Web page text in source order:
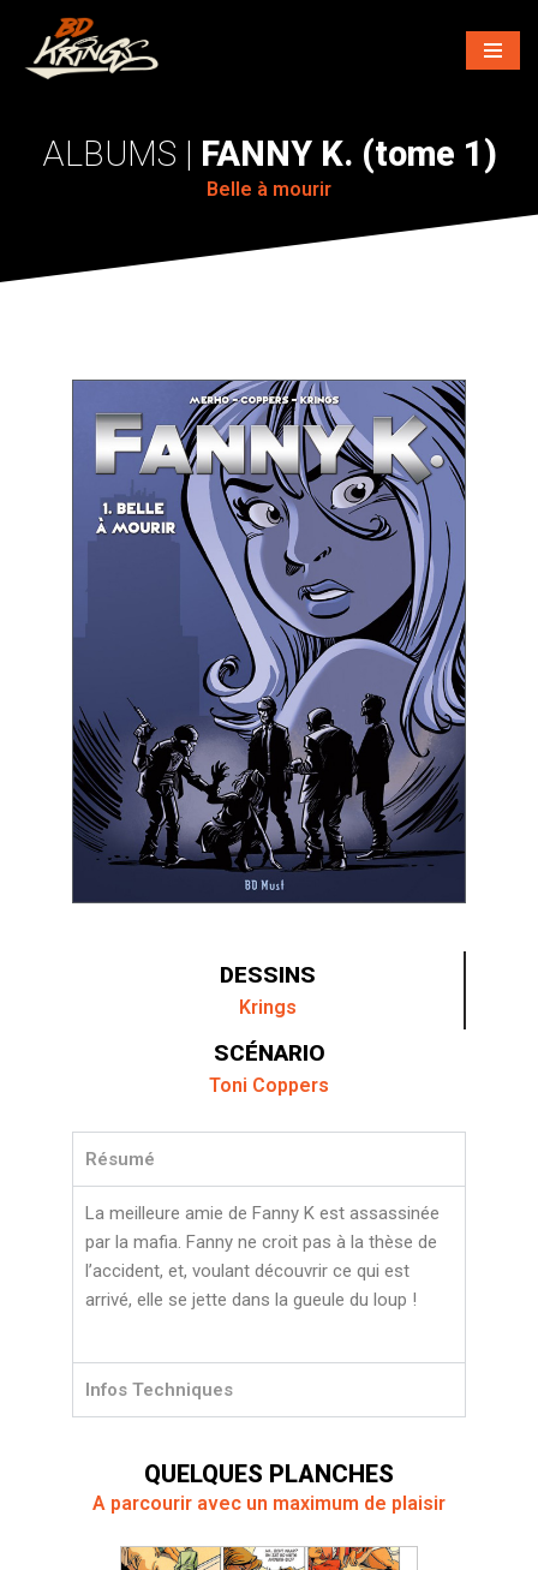
Aller
FANNY K. (tome 1)
Belle à mourir
DESSINS
Krings
SCÉNARIO
Toni Coppers
Résumé
La meilleure amie de Fanny K est assassinée
par la mafia. Fanny ne croit pas à la thèse de
l’accident, et, voulant découvrir ce qui est
arrivé, elle se jette dans la gueule du loup !
Infos Techniques
QUELQUES PLANCHES
A parcourir avec un maximum de plaisir